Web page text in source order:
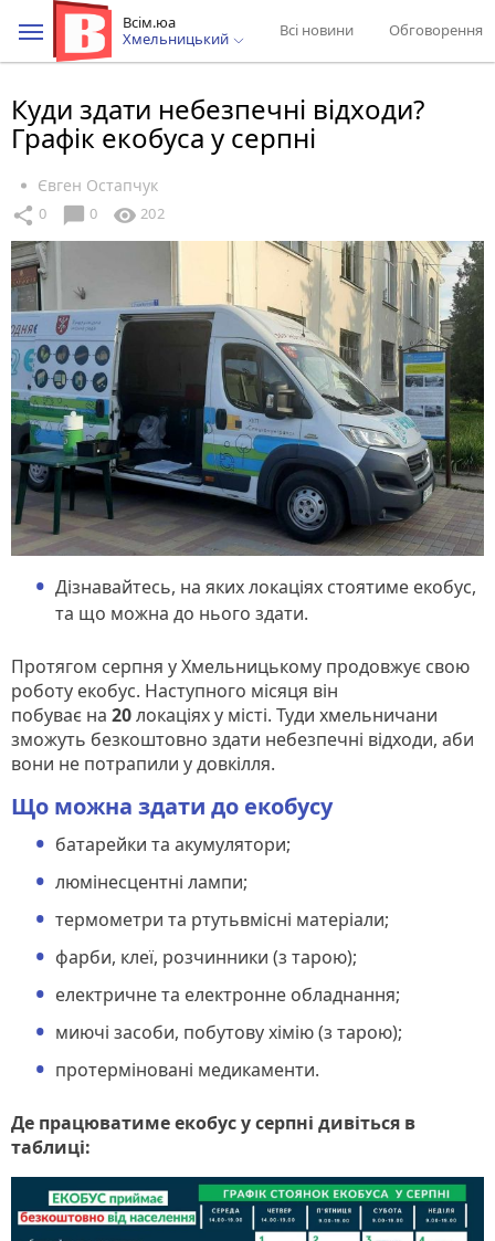
Всім.юа
Хмельницький
Всі новини Обговорення
Куди здати небезпечні відходи?
Графік екобуса у серпні
Євген Остапчук
share 0 chat_bubble 0 visibility 202
Дізнавайтесь, на яких локаціях стоятиме екобус,
та що можна до нього здати.
Протягом серпня у Хмельницькому продовжує свою
роботу екобус. Наступного місяця він
побуває на 20локаціях у місті. Туди хмельничани
зможуть безкоштовно здати небезпечні відходи, аби
вони не потрапили у довкілля.
Що можна здати до екобусу
батарейки та акумулятори;
люмінесцентні лампи;
термометри та ртутьвмісні матеріали;
фарби, клеї, розчинники (з тарою);
електричне та електронне обладнання;
миючі засоби, побутову хімію (з тарою);
протерміновані медикаменти.
Де працюватиме екобус у серпні дивіться в
таблиці: